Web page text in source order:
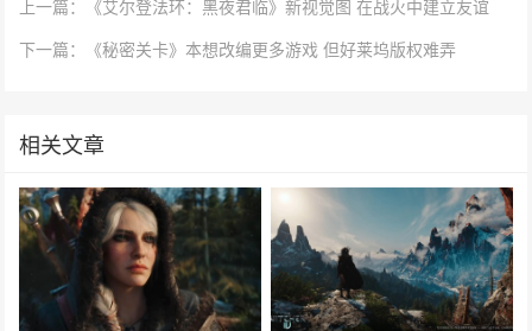
上一篇：《艾尔登法环：黑夜君临》新视觉图 在战火中建立友谊
下一篇：《秘密关卡》本想改编更多游戏 但好莱坞版权难弄
相关文章